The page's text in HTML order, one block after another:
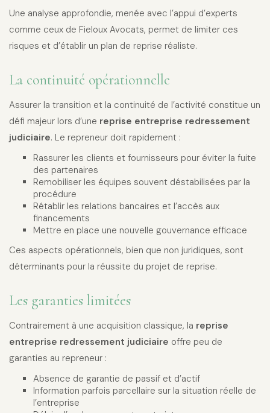
Une analyse approfondie, menée avec l’appui d’experts
comme ceux de Fieloux Avocats, permet de limiter ces
risques et d’établir un plan de reprise réaliste.
La continuité opérationnelle
Assurer la transition et la continuité de l’activité constitue un
défi majeur lors d’une reprise entreprise redressement
judiciaire. Le repreneur doit rapidement :
Rassurer les clients et fournisseurs pour éviter la fuite
des partenaires
Remobiliser les équipes souvent déstabilisées par la
procédure
Rétablir les relations bancaires et l’accès aux
financements
Mettre en place une nouvelle gouvernance efficace
Ces aspects opérationnels, bien que non juridiques, sont
déterminants pour la réussite du projet de reprise.
Les garanties limitées
Contrairement à une acquisition classique, la reprise
entreprise redressement judiciaire offre peu de
garanties au repreneur :
Absence de garantie de passif et d’actif
Information parfois parcellaire sur la situation réelle de
l’entreprise